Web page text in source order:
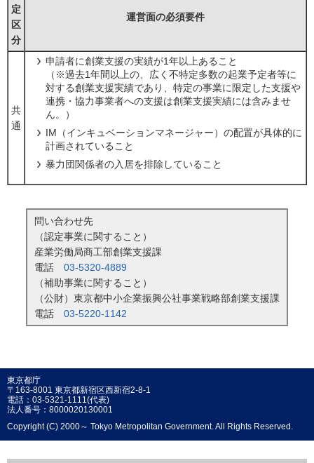
定
区
分
運営面の必須要件
共
通
申請者に創業支援の実績が1年以上あること
（※過去1年間以上の、広く不特定多数の起業予定者等に
対する創業支援実績であり、特定の事業に限定した支援や
連携・協力事業者への支援は創業支援実績には含みませ
ん。）
IM（インキュベーションマネージャー）の配置が具体的に
計画されていること
暴力団関係者の入居を排除していること
問い合わせ先
（認定事業に関すること）
産業労働局商工部創業支援課
電話 03-5320-4889
（補助事業に関すること）
（公財）東京都中小企業振興公社事業戦略部創業支援課
電話 03-5220-1142
東京都庁
〒163-8001 東京都新宿区西新宿2-8-1
電話：03-5321-1111(代表)
法人番号：8000020130001
Copyright (C) 2000～ Tokyo Metropolitan Government. All Rights Reserved.